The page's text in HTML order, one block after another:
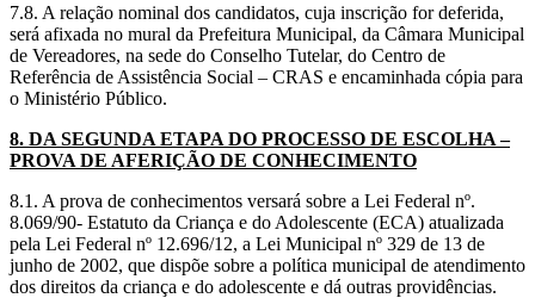
7.8. A relação nominal dos candidatos, cuja inscrição for deferida,
será afixada no mural da Prefeitura Municipal, da Câmara Municipal
de Vereadores, na sede do Conselho Tutelar, do Centro de
Referência de Assistência Social – CRAS e encaminhada cópia para
o Ministério Público.
8. DA SEGUNDA ETAPA DO PROCESSO DE ESCOLHA –
PROVA DE AFERIÇÃO DE CONHECIMENTO
8.1. A prova de conhecimentos versará sobre a Lei Federal nº.
8.069/90- Estatuto da Criança e do Adolescente (ECA) atualizada
pela Lei Federal nº 12.696/12, a Lei Municipal nº 329 de 13 de
junho de 2002, que dispõe sobre a política municipal de atendimento
dos direitos da criança e do adolescente e dá outras providências.